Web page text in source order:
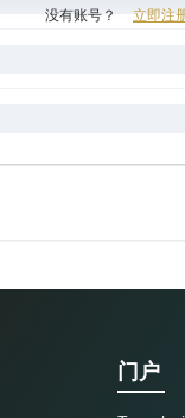
没有账号？ 立即注
门户